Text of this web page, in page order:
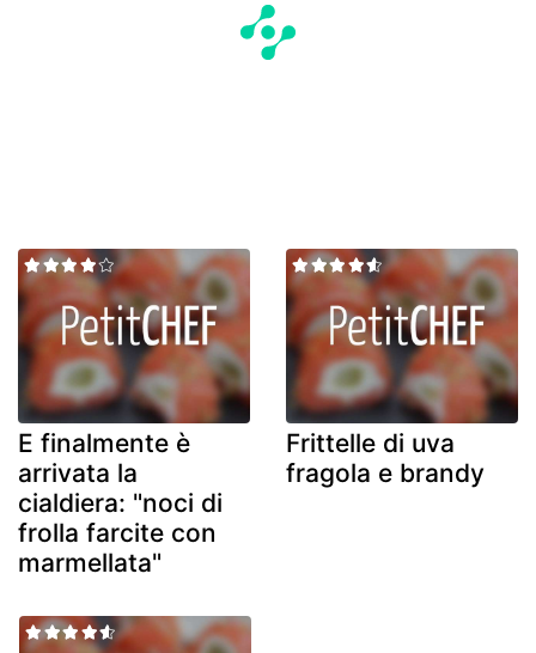
E finalmente è
arrivata la
cialdiera: "noci di
frolla farcite con
marmellata"
Frittelle di uva
fragola e brandy